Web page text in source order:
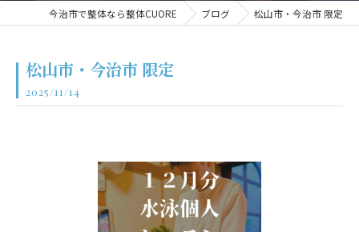
今治市で整体なら整体CUORE ブログ 松山市・今治市 限定
松山市・今治市 限定
2025/11/14